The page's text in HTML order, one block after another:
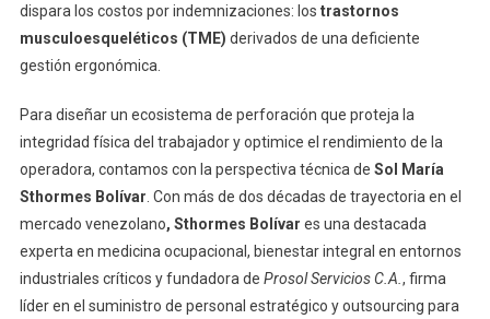
dispara los costos por indemnizaciones: los trastornos
musculoesqueléticos (TME) derivados de una deficiente
gestión ergonómica.
Para diseñar un ecosistema de perforación que proteja la
integridad física del trabajador y optimice el rendimiento de la
operadora, contamos con la perspectiva técnica de Sol María
Sthormes Bolívar . Con más de dos décadas de trayectoria en el
mercado venezolano, Sthormes Bolívar es una destacada
experta en medicina ocupacional, bienestar integral en entornos
industriales críticos y fundadora de Prosol Servicios C.A. , firma
líder en el suministro de personal estratégico y outsourcing para